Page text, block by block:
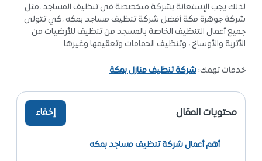
لذلك يجب الإستعانة بشركة متخصصة فى تنظيف المساجد ،مثل
شركة جوهرة مكة أفضل شركة تنظيف مساجد بمكه ،كي تتولى
جميع أعمال التنظيف الخاصة بالمسجد من تنظيف للأرضيات من
الأتربة والأوساخ ، وتنظيف الحمامات وتعقيمها وغيرها .
خدمات تهمك:شركة تنظيف منازل بمكة
محتويات المقال إخفاء
أهم أعمال شركة تنظيف مساجد بمكه